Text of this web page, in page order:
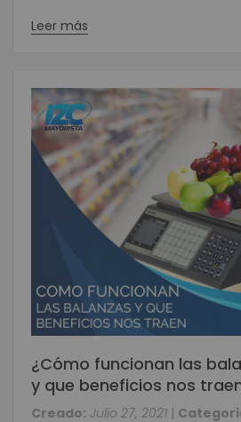
Leer más
¿Cómo funcionan las
y que beneficios nos
Creado: Julio 27, 2021 |